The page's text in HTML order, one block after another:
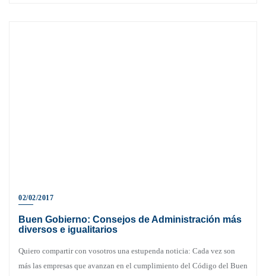
02/02/2017
Buen Gobierno: Consejos de Administración más
diversos e igualitarios
Quiero compartir con vosotros una estupenda noticia: Cada vez son
más las empresas que avanzan en el cumplimiento del Código del Buen